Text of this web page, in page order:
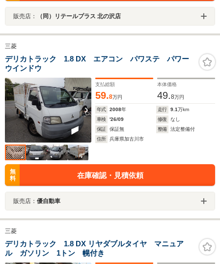
販売店： （同）リテールプラス 北の沢店
三菱
デリカトラック 1.8 DX エアコン パワステ パワー
ウインドウ
支払総額
59.8万円
本体価格
49.8万円
年式 2008年 走行 9.1万km
車検
'26/09 修復
なし
保証
保証無 整備
法定整備付
住所
兵庫県加古川市
無
料
在庫確認・見積依頼
販売店： 優自動車
三菱
デリカトラック 1.8 DX リヤダブルタイヤ マニュア
ル ガソリン 1トン 幌付き